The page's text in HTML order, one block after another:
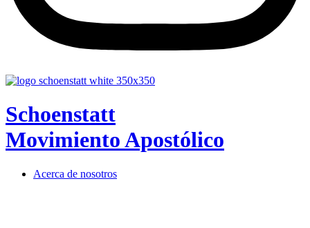
Schoenstatt
Movimiento Apostólico
Acerca de nosotros